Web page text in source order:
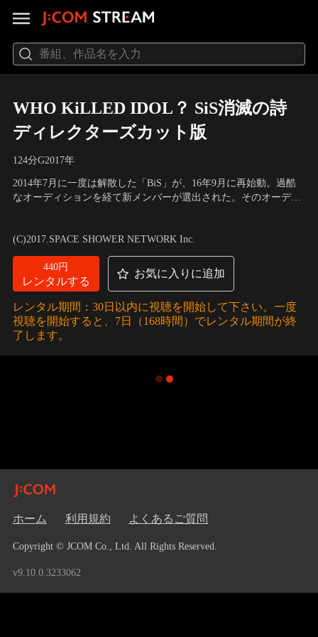
WHO KiLLED IDOL？ SiS消滅の詩
ディレクターズカット版
124分G2017年
2014年7月に一度は解散した「BiS」が、16年9月に再始動。過酷
なオーディションを経て新メンバーが選出された。そのオーディ
SiS」が行われたが…。撮り卸し映像を含めたディレクターズカッ
ト版として遂に登場！
(C)2017.SPACE SHOWER NETWORK Inc.
440円
レンタルする
お気に入りに追加
レンタル期間：30日以内に視聴を開始して下さい。一度
視聴を開始すると、7日（168時間）でレンタル期間が終
了します。
ホーム 利用規約 よくあるご質問
Copyright © JCOM Co., Ltd. All Rights Reserved.
v9.10.0.3233062